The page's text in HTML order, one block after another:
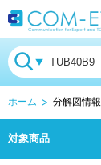
ホーム 分解図情報
対象商品